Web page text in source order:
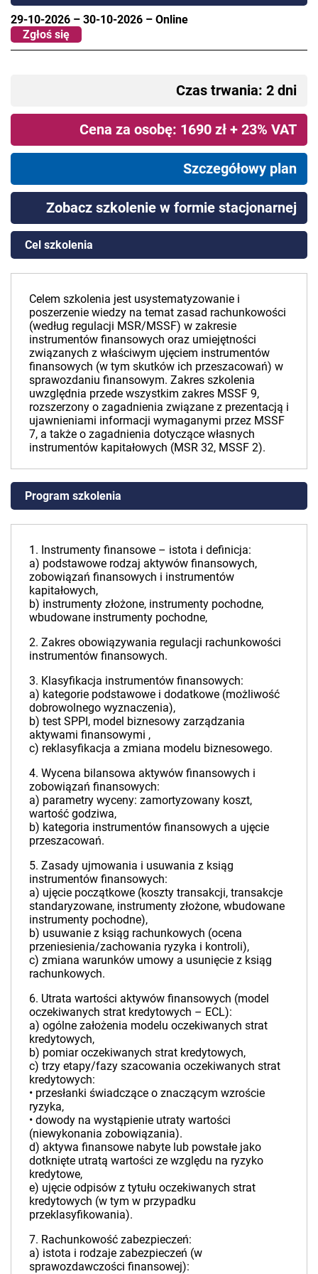
29-10-2026 – 30-10-2026 – Online
Zgłoś się
Czas trwania: 2 dni
Cena za osobę: 1690 zł + 23% VAT
Szczegółowy plan
Zobacz szkolenie w formie stacjonarnej
Cel szkolenia
Celem szkolenia jest usystematyzowanie i
poszerzenie wiedzy na temat zasad rachunkowości
(według regulacji MSR/MSSF) w zakresie
instrumentów finansowych oraz umiejętności
związanych z właściwym ujęciem instrumentów
finansowych (w tym skutków ich przeszacowań) w
sprawozdaniu finansowym. Zakres szkolenia
uwzględnia przede wszystkim zakres MSSF 9,
rozszerzony o zagadnienia związane z prezentacją i
ujawnieniami informacji wymaganymi przez MSSF
7, a także o zagadnienia dotyczące własnych
instrumentów kapitałowych (MSR 32, MSSF 2).
Program szkolenia
1. Instrumenty finansowe – istota i definicja:
a) podstawowe rodzaj aktywów finansowych,
zobowiązań finansowych i instrumentów
kapitałowych,
b) instrumenty złożone, instrumenty pochodne,
wbudowane instrumenty pochodne,
2. Zakres obowiązywania regulacji rachunkowości
instrumentów finansowych.
3. Klasyfikacja instrumentów finansowych:
a) kategorie podstawowe i dodatkowe (możliwość
dobrowolnego wyznaczenia),
b) test SPPI, model biznesowy zarządzania
aktywami finansowymi ,
c) reklasyfikacja a zmiana modelu biznesowego.
4. Wycena bilansowa aktywów finansowych i
zobowiązań finansowych:
a) parametry wyceny: zamortyzowany koszt,
wartość godziwa,
b) kategoria instrumentów finansowych a ujęcie
przeszacowań.
5. Zasady ujmowania i usuwania z ksiąg
instrumentów finansowych:
a) ujęcie początkowe (koszty transakcji, transakcje
standaryzowane, instrumenty złożone, wbudowane
instrumenty pochodne),
b) usuwanie z ksiąg rachunkowych (ocena
przeniesienia/zachowania ryzyka i kontroli),
c) zmiana warunków umowy a usunięcie z ksiąg
rachunkowych.
6. Utrata wartości aktywów finansowych (model
oczekiwanych strat kredytowych – ECL):
a) ogólne założenia modelu oczekiwanych strat
kredytowych,
b) pomiar oczekiwanych strat kredytowych,
c) trzy etapy/fazy szacowania oczekiwanych strat
kredytowych:
• przesłanki świadczące o znaczącym wzroście
ryzyka,
• dowody na wystąpienie utraty wartości
(niewykonania zobowiązania).
d) aktywa finansowe nabyte lub powstałe jako
dotknięte utratą wartości ze względu na ryzyko
kredytowe,
e) ujęcie odpisów z tytułu oczekiwanych strat
kredytowych (w tym w przypadku
przeklasyfikowania).
7. Rachunkowość zabezpieczeń:
a) istota i rodzaje zabezpieczeń (w
sprawozdawczości finansowej):